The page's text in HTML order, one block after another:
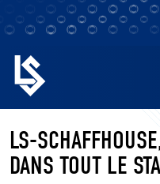
EQUIPES
BILLETTERIE
LS-
DANS TOUT LE